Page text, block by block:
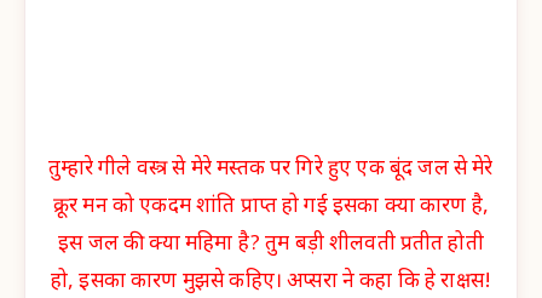
तुम्हारे गीले वस्त्र से मेरे मस्तक पर गिरे हुए एक बूंद जल से मेरे
क्रूर मन को एकदम शांति प्राप्त हो गई इसका क्या कारण है,
इस जल की क्या महिमा है? तुम बड़ी शीलवती प्रतीत होती
हो, इसका कारण मुझसे कहिए। अप्सरा ने कहा कि हे राक्षस!